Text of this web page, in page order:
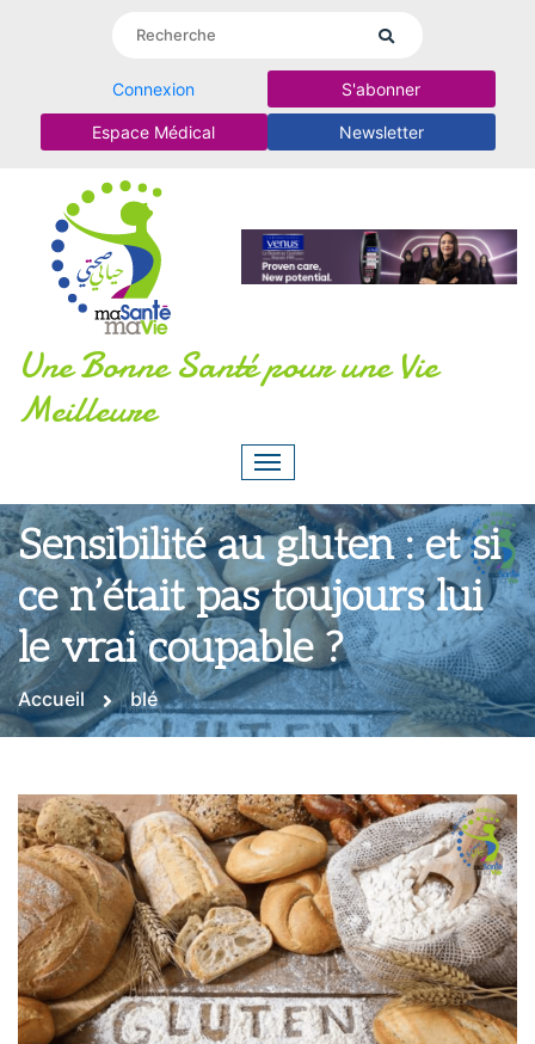
Connexion S'abonner
Espace Médical Newsletter
Une Bonne Santé pour une Vie
Meilleure
Sensibilité au gluten : et si
ce n’était pas toujours lui
le vrai coupable ?
Accueil blé